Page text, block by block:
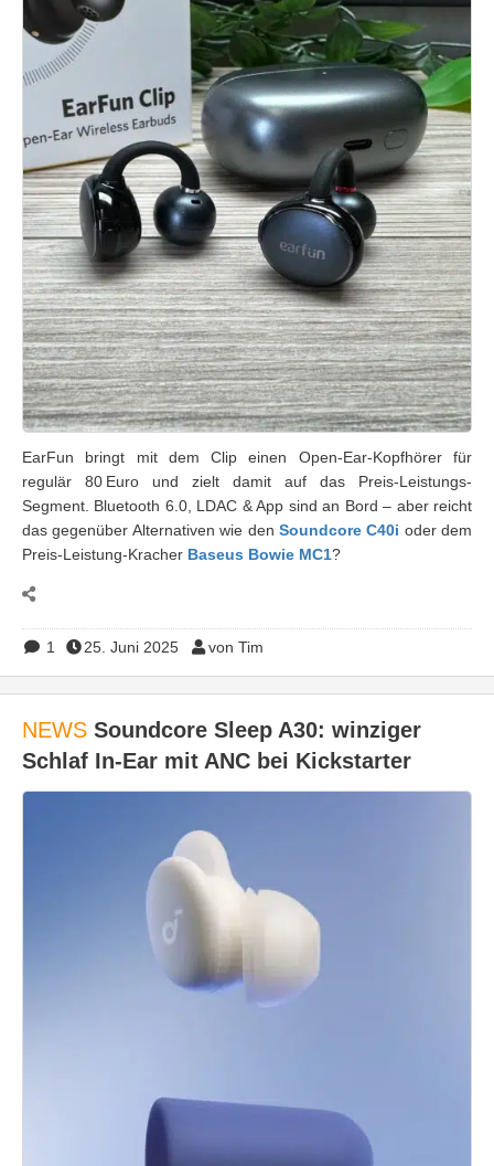
EarFun bringt mit dem Clip einen Open-Ear-Kopfhörer für
regulär 80 Euro und zielt damit auf das Preis-Leistungs-
Segment. Bluetooth 6.0, LDAC & App sind an Bord – aber reicht
das gegenüber Alternativen wie den Soundcore C40i oder dem
Preis-Leistung-Kracher Baseus Bowie MC1?
1 25. Juni 2025 von Tim
NEWS Soundcore Sleep A30: winziger
Schlaf In-Ear mit ANC bei Kickstarter